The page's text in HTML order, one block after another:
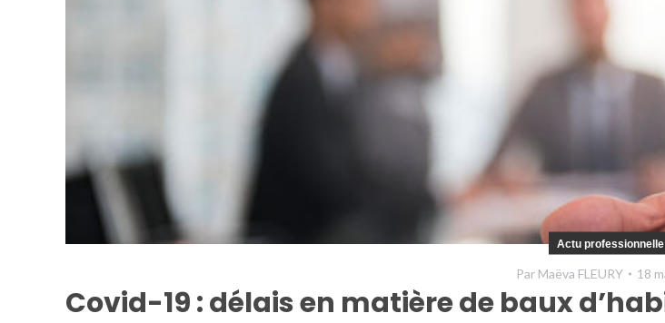
Actu professionnelle
Par Maëva FLEURY 18
Covid-19 : délais en matière de baux